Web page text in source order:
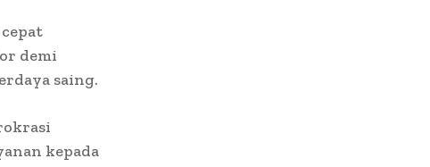
demi
saing.
kepada